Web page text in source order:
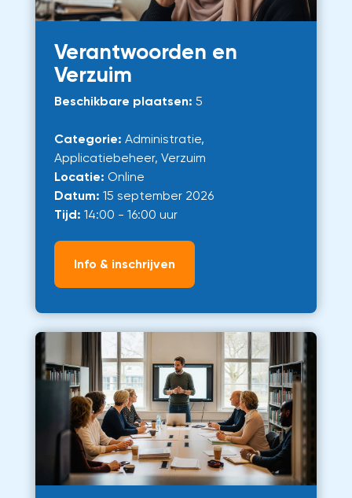
Verantwoorden en
Verzuim
Beschikbare plaatsen: 5
Categorie: Administratie,
Applicatiebeheer, Verzuim
Locatie: Online
Datum: 15 september 2026
Tijd: 14:00 - 16:00 uur
Info & inschrijven